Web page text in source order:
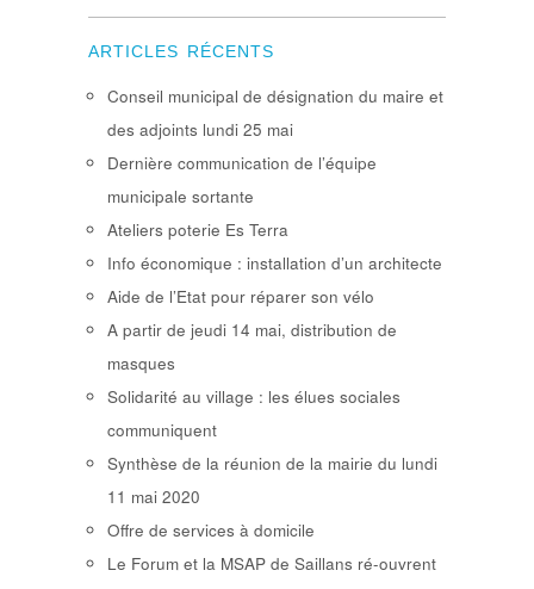
ARTICLES RÉCENTS
Conseil municipal de désignation du maire et
des adjoints lundi 25 mai
Dernière communication de l’équipe
municipale sortante
Ateliers poterie Es Terra
Info économique : installation d’un architecte
Aide de l’Etat pour réparer son vélo
A partir de jeudi 14 mai, distribution de
masques
Solidarité au village : les élues sociales
communiquent
Synthèse de la réunion de la mairie du lundi
11 mai 2020
Offre de services à domicile
Le Forum et la MSAP de Saillans ré-ouvrent